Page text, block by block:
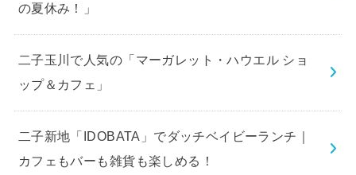
の夏休み！」
二子玉川で人気の「マーガレット・ハウエル ショ
ップ＆カフェ」
二子新地「IDOBATA」でダッチベイビーランチ｜
カフェもバーも雑貨も楽しめる！